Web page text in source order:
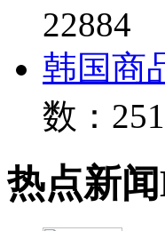
22884
韩国商
数：
热点新闻